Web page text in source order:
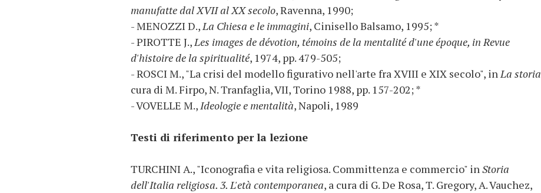
manufatte dal XVII al XX secolo, Ravenna, 1990;
- MENOZZI D.,La Chiesa e le immagini, Cinisello Balsamo, 1995; *
- PIROTTE J.,Les images de dévotion, témoins de la mentalité d'une époque, in Revue
d'histoire de la spiritualité, 1974, pp. 479-505;
- ROSCI M., "La crisi del modello figurativo nell'arte fra XVIII e XIX secolo", inLa storia
cura di M. Firpo, N. Tranfaglia, VII, Torino 1988, pp. 157-202; *
- VOVELLE M.,Ideologie e mentalità, Napoli, 1989
Testi di riferimento per la lezione
TURCHINI A., "Iconografia e vita religiosa. Committenza e commercio" inStoria
dell'Italia religiosa. 3. L'età contemporanea, a cura di G. De Rosa, T. Gregory, A. Vauchez,